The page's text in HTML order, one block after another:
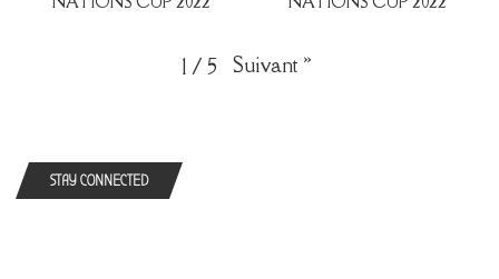
1 / 5 Suivant »
STAY CONNECTED